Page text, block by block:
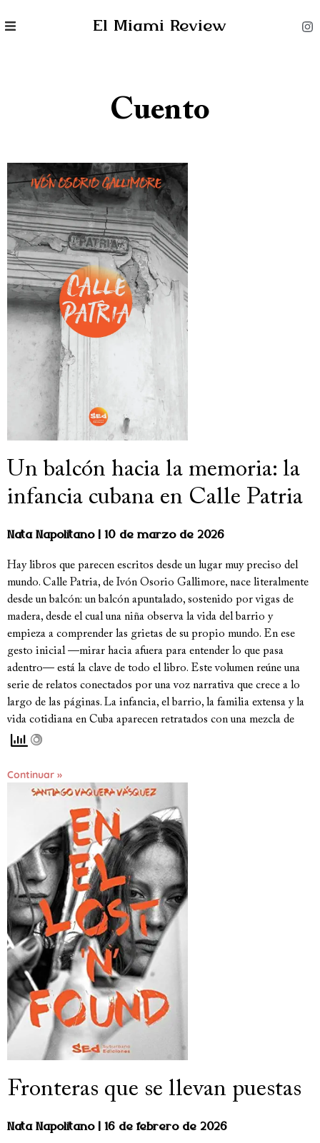
El Miami Review
Cuento
Un balcón hacia la memoria: la
infancia cubana en Calle Patria
Nata Napolitano 10 de marzo de 2026
Hay libros que parecen escritos desde un lugar muy preciso del
mundo. Calle Patria, de Ivón Osorio Gallimore, nace literalmente
desde un balcón: un balcón apuntalado, sostenido por vigas de
madera, desde el cual una niña observa la vida del barrio y
empieza a comprender las grietas de su propio mundo. En ese
gesto inicial —mirar hacia afuera para entender lo que pasa
adentro— está la clave de todo el libro. Este volumen reúne una
serie de relatos conectados por una voz narrativa que crece a lo
largo de las páginas. La infancia, el barrio, la familia extensa y la
vida cotidiana en Cuba aparecen retratados con una mezcla de
Continuar »
Fronteras que se llevan puestas
Nata Napolitano 16 de febrero de 2026